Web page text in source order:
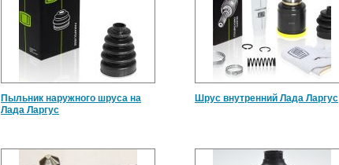
Пыльник наружного шруса на
Лада Ларгус
Шрус внутренний Лада Ларгус